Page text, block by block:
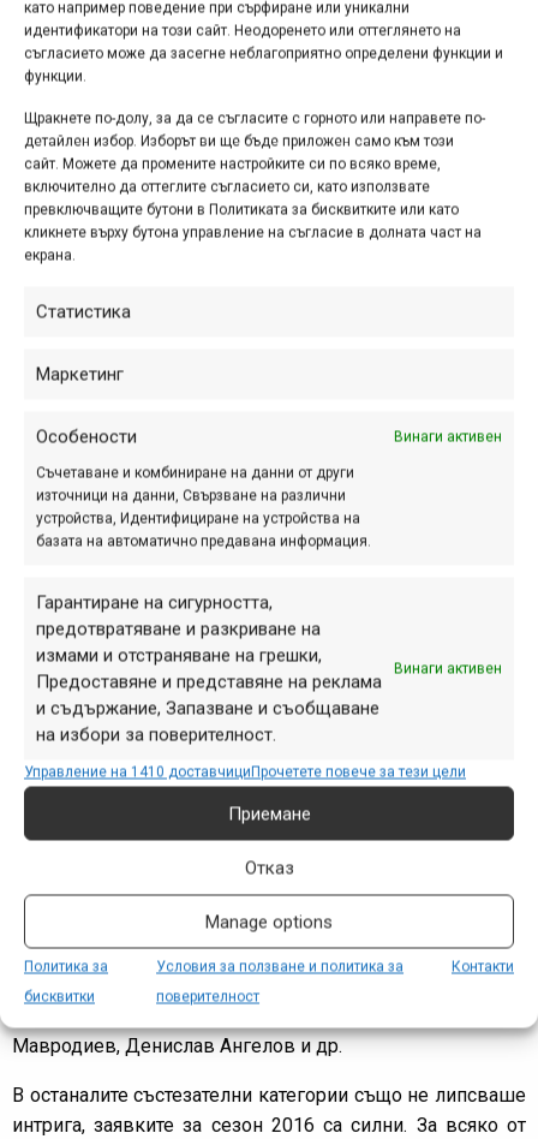
като например поведение при сърфиране или уникални
идентификатори на този сайт. Неодоренето или оттеглянето на
съгласието може да засегне неблагоприятно определени функции и
функции.
Щракнете по-долу, за да се съгласите с горното или направете по-
детайлен избор. Изборът ви ще бъде приложен само към този
сайт. Можете да промените настройките си по всяко време,
включително да оттеглите съгласието си, като използвате
превключващите бутони в Политиката за бисквитките или като
кликнете върху бутона управление на съгласие в долната част на
екрана.
Статистика
Маркетинг
Особености Винаги активен
Съчетаване и комбиниране на данни от други
източници на данни, Свързване на различни
устройства, Идентифициране на устройства на
базата на автоматично предавана информация.
Гарантиране на сигурността,
предотвратяване и разкриване на
измами и отстраняване на грешки,
Предоставяне и представяне на реклама
и съдържание, Запазване и съобщаване
на избори за поверителност.
Винаги активен
Управление на 1410 доставчициПрочетете повече за тези цели
Приемане
Отказ
Manage options
Политика за
бисквитки
Условия за ползване и политика за
поверителност
Контакти
В класирането си струва да откроим два момента.
Първият е победата на Стивиан Гатев при мъжете с
„севлиевският тигър“ наскоро си извади рамото и със
Предстои да видим как ще започне сезонът на
Росен Ковачев миналата година успя да даде по-добро
Изключителен резултат даде и Калоян Кисьов при
младежите. Вярно, че той със сигурност познава отлично
домашното трасе, но също така сигурно е, че второто
най-добро време за деня, което той даде, може да бъде
постигнато единствено чрез много добро каране,
Мавродиев, Денислав Ангелов и др.
В останалите състезателни категории също не липсваше
интрига, заявките за сезон 2016 са силни. За всяко от